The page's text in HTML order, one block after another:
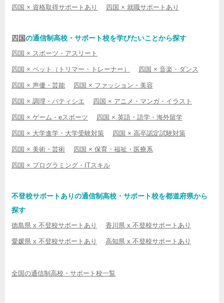
四国 × 資格取得サポートあり 四国 × 就職サポートあり
四国の通信制高校・サポート校を学びたいことから探す
四国 × スポーツ・アスリート
四国 × ペット（トリマー・トレーナー） 四国 × 音楽・ダンス
四国 × 声優・芸能 四国 × ファッション・美容
四国 × 調理・パティシエ 四国 × アニメ・マンガ・イラスト
四国 × ゲーム・eスポーツ 四国 × 英語・語学・海外留学
四国 × 大学進学・大学受験対策 四国 × 高卒認定試験対策
四国 × 美術・芸術 四国 × 保育・福祉・医療系
四国 × プログラミング・ITスキル
不登校サポートありの通信制高校・サポート校を都道府県から
探す
徳島県 x 不登校サポートあり 香川県 x 不登校サポートあり
愛媛県 x 不登校サポートあり 高知県 x 不登校サポートあり
全国の通信制高校・サポート校一覧